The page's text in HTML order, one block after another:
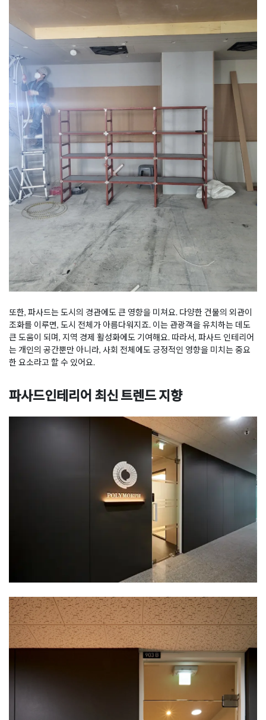
또한, 파사드는 도시의 경관에도 큰 영향을 미쳐요. 다양한 건물의 외관이
조화를 이루면, 도시 전체가 아름다워지죠. 이는 관광객을 유치하는 데도
큰 도움이 되며, 지역 경제 활성화에도 기여해요. 따라서, 파사드 인테리어
는 개인의 공간뿐만 아니라, 사회 전체에도 긍정적인 영향을 미치는 중요
한 요소라고 할 수 있어요.
파사드인테리어 최신 트렌드 지향